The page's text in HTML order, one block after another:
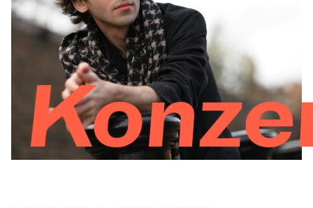
DIE OCG
Pro-Bereich
Sich anmelden